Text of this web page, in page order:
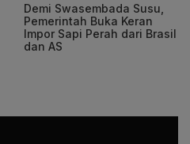
Demi Swasembada Susu,
Pemerintah Buka Keran
Impor Sapi Perah dari Brasil
dan AS